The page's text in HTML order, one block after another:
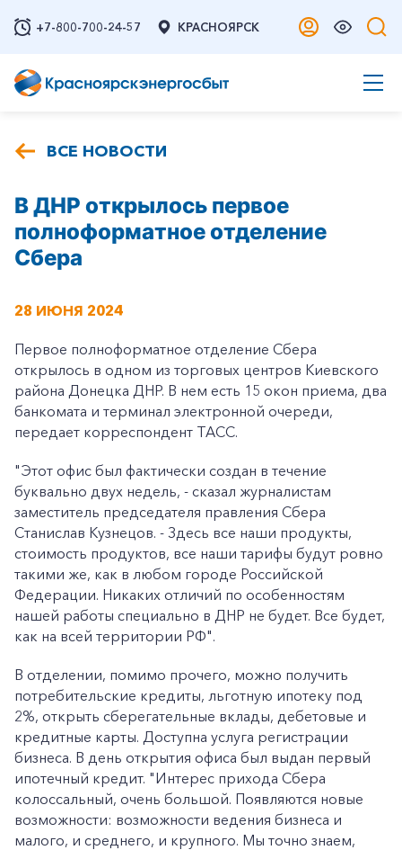
+7-800-700-24-57 КРАСНОЯРСК
ВСЕ НОВОСТИ
В ДНР открылось первое
полноформатное отделение
Сбера
28 ИЮНЯ 2024
Первое полноформатное отделение Сбера
открылось в одном из торговых центров Киевского
района Донецка ДНР. В нем есть 15 окон приема, два
банкомата и терминал электронной очереди,
передает корреспондент ТАСС.
"Этот офис был фактически создан в течение
буквально двух недель, - сказал журналистам
заместитель председателя правления Сбера
Станислав Кузнецов. - Здесь все наши продукты,
стоимость продуктов, все наши тарифы будут ровно
такими же, как в любом городе Российской
Федерации. Никаких отличий по особенностям
нашей работы специально в ДНР не будет. Все будет,
как на всей территории РФ".
В отделении, помимо прочего, можно получить
потребительские кредиты, льготную ипотеку под
2%, открыть сберегательные вклады, дебетовые и
кредитные карты. Доступна услуга регистрации
бизнеса. В день открытия офиса был выдан первый
ипотечный кредит. "Интерес прихода Сбера
колоссальный, очень большой. Появляются новые
возможности: возможности ведения бизнеса и
малого, и среднего, и крупного. Мы точно знаем,